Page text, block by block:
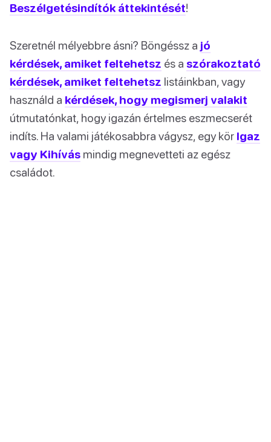
Beszélgetésindítók áttekintését!
Szeretnél mélyebbre ásni? Böngéssz a jó
kérdések, amiket feltehetsz és a szórakoztató
kérdések, amiket feltehetsz listáinkban, vagy
használd a kérdések, hogy megismerj valakit
útmutatónkat, hogy igazán értelmes eszmecserét
indíts. Ha valami játékosabbra vágysz, egy kör Igaz
vagy Kihívás mindig megnevetteti az egész
családot.